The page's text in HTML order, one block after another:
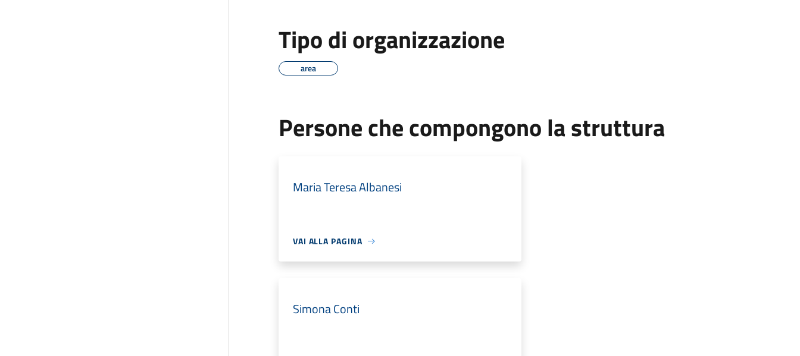
Tipo di organizzazione
area
Persone che compongono la struttura
Maria Teresa Albanesi
VAI ALLA PAGINA
Simona Conti